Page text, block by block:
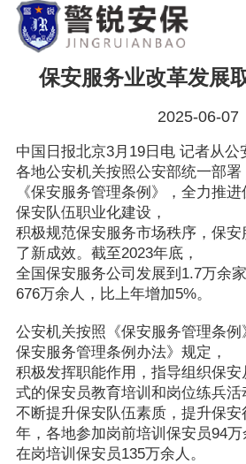
保安服务业改革发展
2025-06-07
中国日报北京3月19日电 记者从公
各地公安机关按照公安部统一部署
《保安服务管理条例》，全力推
保安队伍职业化建设，
积极规范保安服务市场秩序， 保安
了新成效。截至2023年底，
全国保安服务公司发展到1.7万余
676万余人，比上年增加5%。
公安机关按照《保安服务管理条
保安服务管理条例办法》规定，
积极发挥职能作用，指导组织保
式的保安员教育培训和岗位练兵活
不断提升保安队伍素质， 提升保安
年，各地参加岗前培训保安员94万
在岗培训保安员135万余人。